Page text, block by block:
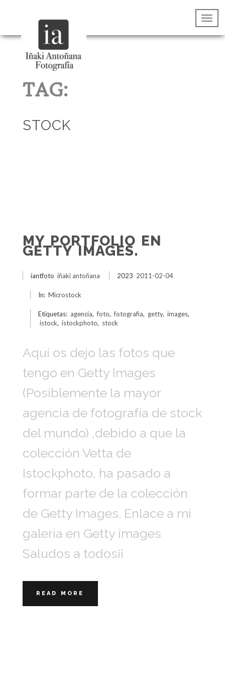
TAG:
STOCK
MY PORTFOLIO EN
GETTY IMAGES.
iantfoto iñaki antoñana 2023 2011-02-04
In: Microstock
Etiquetas: agencia, foto, fotografia, getty, images,
istock, istockphoto, stock
Aquí os dejo las fotos que
tengo en Getty Images
(Posiblemente la mayor
agencia de fotografía de stock
del mundo) ,debido a que la
colección Vetta de
Istockphoto, ha pasado a
formar parte de la colección
de Getty Images. Enlace a mi
galeria en Getty images
Saludos a todos¡¡
READ MORE